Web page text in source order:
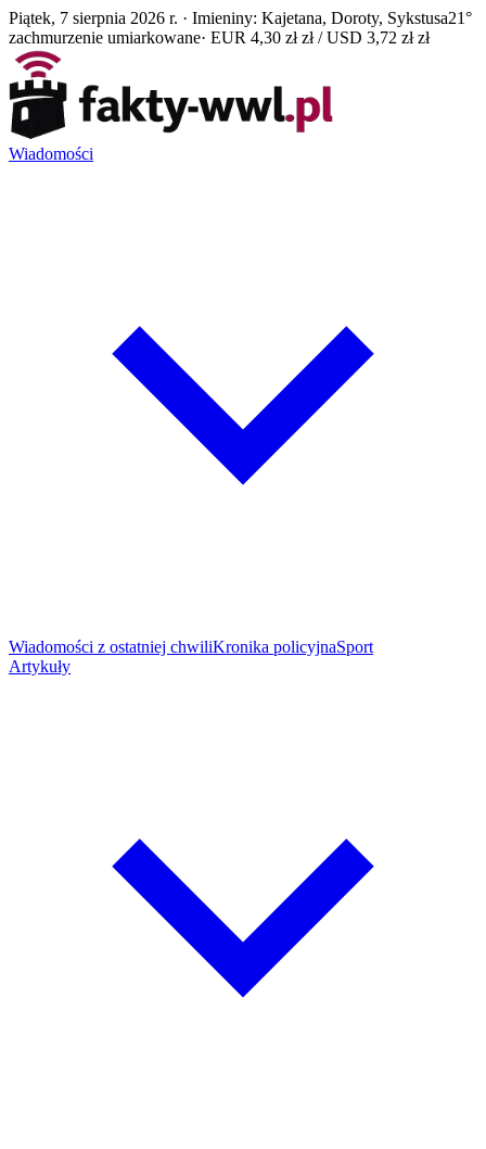
Piątek, 7 sierpnia 2026 r. · Imieniny: Kajetana, Doroty, Sykstusa21°
zachmurzenie umiarkowane· EUR 4,30 zł zł / USD 3,72 zł zł
Wiadomości
Wiadomości z ostatniej chwiliKronika policyjnaSport
Artykuły